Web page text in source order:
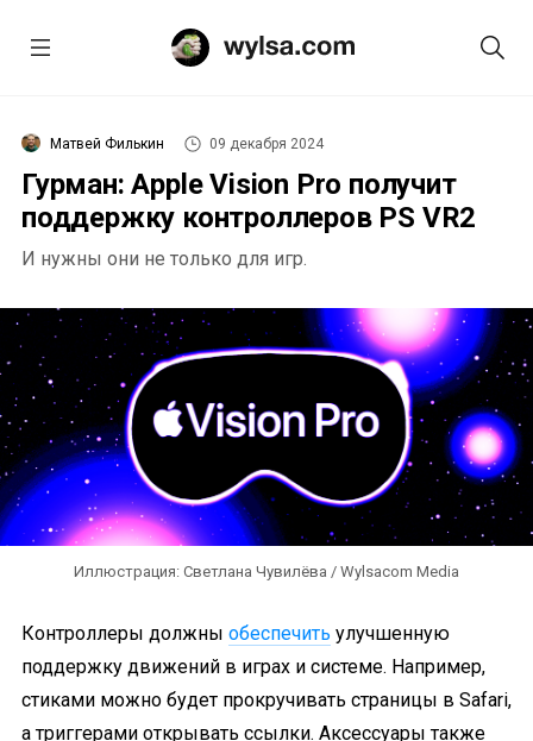
Матвей Филькин 09 декабря 2024
Гурман: Apple Vision Pro получит
поддержку контроллеров PS VR2
И нужны они не только для игр.
Иллюстрация: Светлана Чувилёва / Wylsacom Media
Контроллеры должны обеспечить улучшенную
поддержку движений в играх и системе. Например,
стиками можно будет прокручивать страницы в Safari,
а триггерами открывать ссылки. Аксессуары также